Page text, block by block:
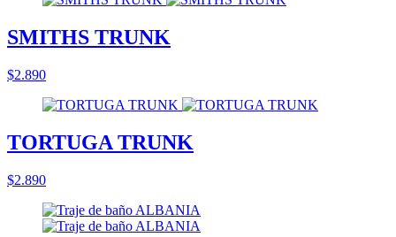
SMITHS TRUNK
$2.890
TORTUGA TRUNK
$2.890